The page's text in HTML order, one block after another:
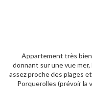
Appartement très
donnant sur une vue
assez proche des plages
Porquerolles (prévoir la